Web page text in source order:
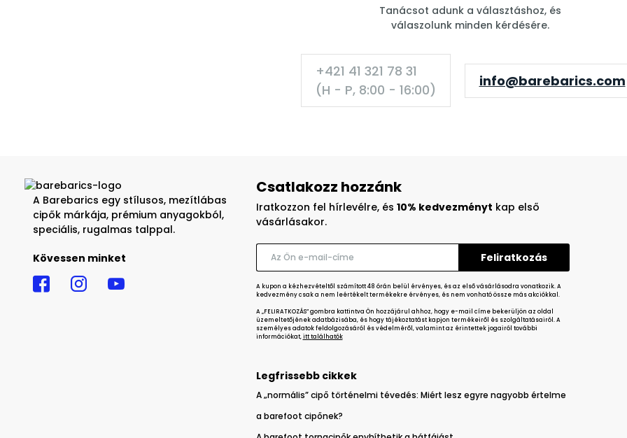
Tanácsot adunk a választáshoz, és
válaszolunk minden kérdésére.
+421 41 321 78 31
(H - P, 8:00 - 16:00)
info@barebarics.com
A Barebarics egy stílusos, mezítlábas
cipők márkája, prémium anyagokból,
speciális, rugalmas talppal.
Kövessen minket
Csatlakozz hozzánk
Iratkozzon fel hírlevélre, és 10% kedvezményt kap első
vásárlásakor.
A kupon a kézhezvételtől számított 48 órán belül érvényes, és az első vásárlásodra vonatkozik. A
kedvezmény csak a nem leértékelt termékekre érvényes, és nem vonható össze más akciókkal.
A „FELIRATKOZÁS” gombra kattintva Ön hozzájárul ahhoz, hogy e-mail címe bekerüljön az oldal
üzemeltetőjének adatbázisába, és hogy tájékoztatást kapjon termékeiről és szolgáltatásairól. A
személyes adatok feldolgozásáról és védelméről, valamint az érintettek jogairól további
információkat,itt találhatók
Legfrissebb cikkek
A „normális” cipő történelmi tévedés: Miért lesz egyre nagyobb értelme
a barefoot cipőnek?